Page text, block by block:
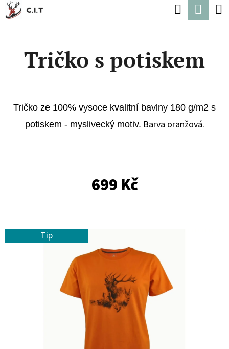
Přejít
Hledat
Tričko s potiskem
Tričko ze 100% vysoce kvalitní bavlny 180 g/m2 s
potiskem - myslivecký motiv. Barva oranžová.
699 Kč
Tip
K
O
O
E